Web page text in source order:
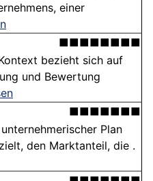
einer
■■■■■■■■
bezieht sich auf
und Bewertung
■■■■■■■
Plan
den Marktanteil, die .